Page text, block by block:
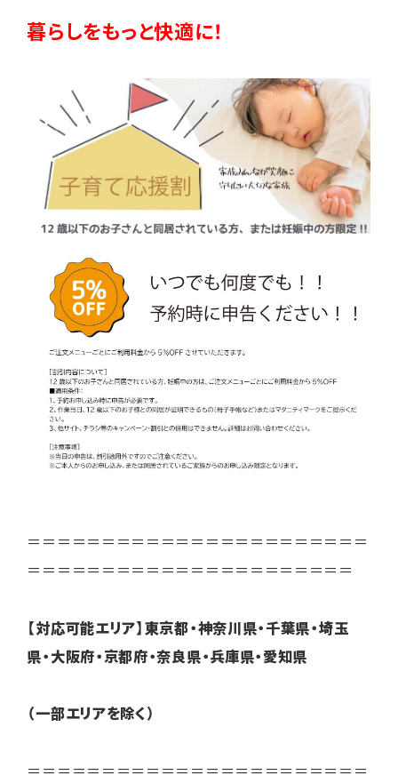
暮らしをもっと快適に！
＝＝＝＝＝＝＝＝＝＝＝＝＝＝＝＝＝＝＝＝＝＝＝
＝＝＝＝＝＝＝＝＝＝＝＝＝＝＝＝＝＝＝＝＝＝
【対応可能エリア】東京都・神奈川県・千葉県・埼玉
県・大阪府・京都府・奈良県・兵庫県・愛知県
（一部エリアを除く）
＝＝＝＝＝＝＝＝＝＝＝＝＝＝＝＝＝＝＝＝＝＝＝